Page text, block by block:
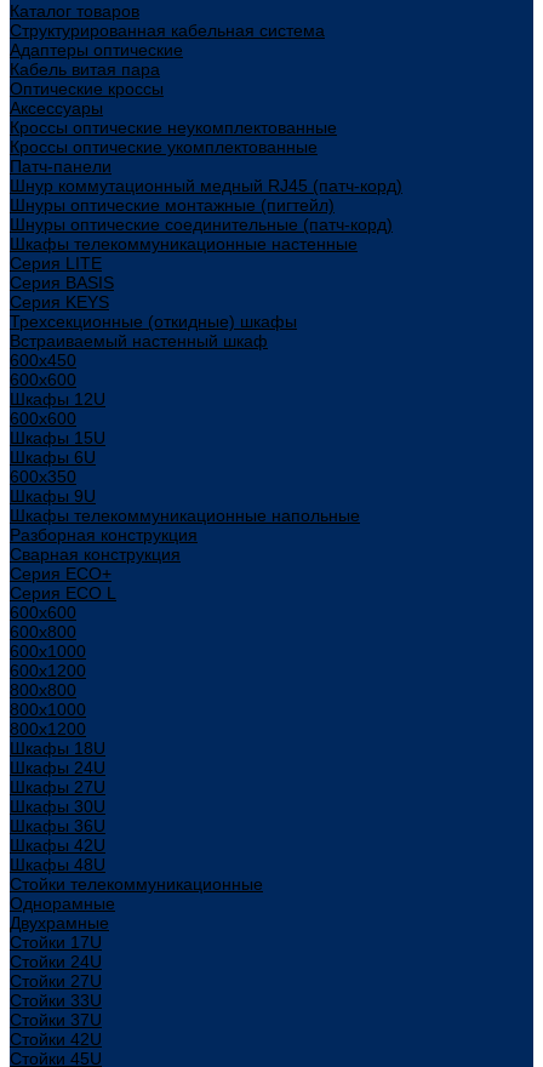
Каталог товаров
Структурированная кабельная система
Адаптеры оптические
Кабель витая пара
Оптические кроссы
Аксессуары
Кроссы оптические неукомплектованные
Кроссы оптические укомплектованные
Патч-панели
Шнур коммутационный медный RJ45 (патч-корд)
Шнуры оптические монтажные (пигтейл)
Шнуры оптические соединительные (патч-корд)
Шкафы телекоммуникационные настенные
Cерия LITE
Cерия BASIS
Cерия KEYS
Трехсекционные (откидные) шкафы
Встраиваемый настенный шкаф
600x450
600x600
Шкафы 12U
600x600
Шкафы 15U
Шкафы 6U
600x350
Шкафы 9U
Шкафы телекоммуникационные напольные
Разборная конструкция
Сварная конструкция
Серия ECO+
Серия ECO L
600x600
600x800
600х1000
600х1200
800x800
800х1000
800х1200
Шкафы 18U
Шкафы 24U
Шкафы 27U
Шкафы 30U
Шкафы 36U
Шкафы 42U
Шкафы 48U
Стойки телекоммуникационные
Однорамные
Двухрамные
Стойки 17U
Стойки 24U
Стойки 27U
Стойки 33U
Стойки 37U
Стойки 42U
Стойки 45U